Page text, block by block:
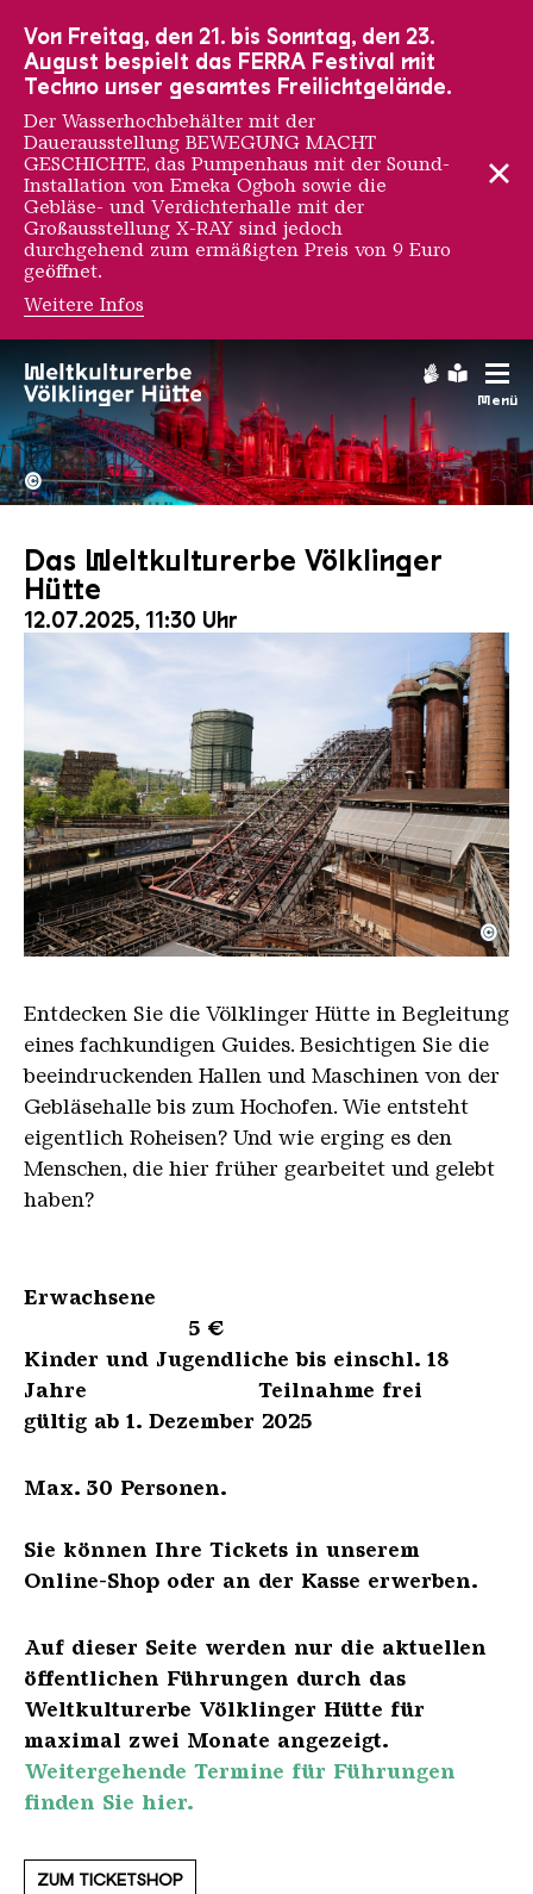
Menü
Hochofengruppe in Rot
Copyright:
©
Das Weltkulturerbe Völklinger
Hütte
12.07.2025, 11:30 Uhr
Der Erzschrägaufzug der Völklinger Hütte mit
Copyright: Weltkulturerbe Völklinger Hütte | Karl
©
Entdecken Sie die Völklinger Hütte in Begleitung
eines fachkundigen Guides. Besichtigen Sie die
beeindruckenden Hallen und Maschinen von der
Gebläsehalle bis zum Hochofen. Wie entsteht
eigentlich Roheisen? Und wie erging es den
Menschen, die hier früher gearbeitet und gelebt
haben?
Erwachsene
5 €
Kinder und Jugendliche bis einschl. 18
Jahre Teilnahme frei
gültig ab 1. Dezember 2025
Max. 30 Personen.
Sie können Ihre Tickets in unserem
Online-Shop oder an der Kasse erwerben.
Auf dieser Seite werden nur die aktuellen
öffentlichen Führungen durch das
Weltkulturerbe Völklinger Hütte für
maximal zwei Monate angezeigt.
Weitergehende Termine für Führungen
finden Sie hier.
ZUM TICKETSHOP
Von Freitag, den 21. bis Sonntag, den 23.
August bespielt das FERRA Festival mit
Techno unser gesamtes Freilichtgelände.
Der Wasserhochbehälter mit der
Dauerausstellung BEWEGUNG MACHT
GESCHICHTE, das Pumpenhaus mit der Sound-
Installation von Emeka Ogboh sowie die
Gebläse- und Verdichterhalle mit der
Großausstellung X-RAY sind jedoch
durchgehend zum ermäßigten Preis von 9 Euro
geöffnet.
Weitere Infos